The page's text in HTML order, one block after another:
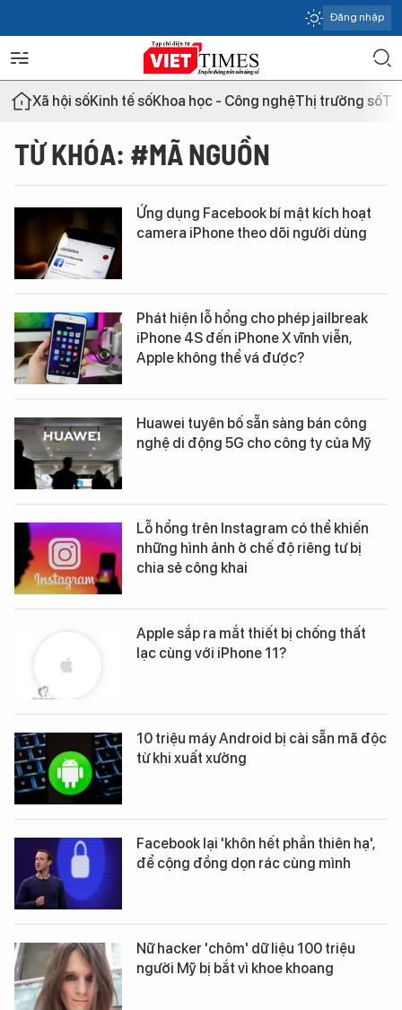
Đăng nhập
Xã hội sốKinh tế sốKhoa học - Công nghệThị trường số
TỪ KHÓA: #MÃ NGUỒN
Ứng dụng Facebook bí mật kích hoạt
camera iPhone theo dõi người dùng
Phát hiện lỗ hổng cho phép jailbreak
iPhone 4S đến iPhone X vĩnh viễn,
Apple không thể vá được?
Huawei tuyên bố sẵn sàng bán công
nghệ di động 5G cho công ty của Mỹ
Lỗ hổng trên Instagram có thể khiến
những hình ảnh ở chế độ riêng tư bị
chia sẻ công khai
Apple sắp ra mắt thiết bị chống thất
lạc cùng với iPhone 11?
10 triệu máy Android bị cài sẵn mã độc
từ khi xuất xưởng
Facebook lại 'khôn hết phần thiên hạ',
để cộng đồng dọn rác cùng mình
Nữ hacker 'chôm' dữ liệu 100 triệu
người Mỹ bị bắt vì khoe khoang